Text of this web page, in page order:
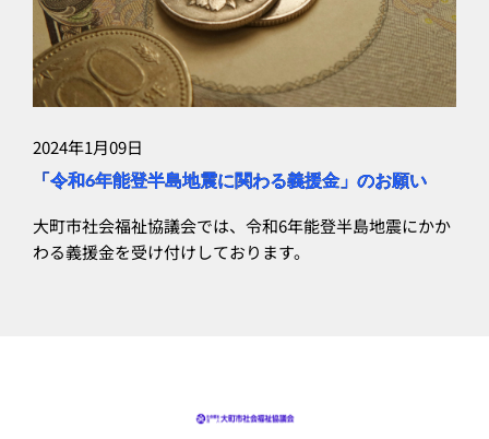
2024年1月09日
「令和6年能登半島地震に関わる義援金」のお願い
大町市社会福祉協議会では、令和6年能登半島地震にかか
わる義援金を受け付けしております。